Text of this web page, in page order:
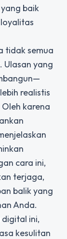
baik
tidak semua
Ulasan yang
realistis
karena
cara ini,
terjaga,
balik yang
Anda.
ini,
kesulitan